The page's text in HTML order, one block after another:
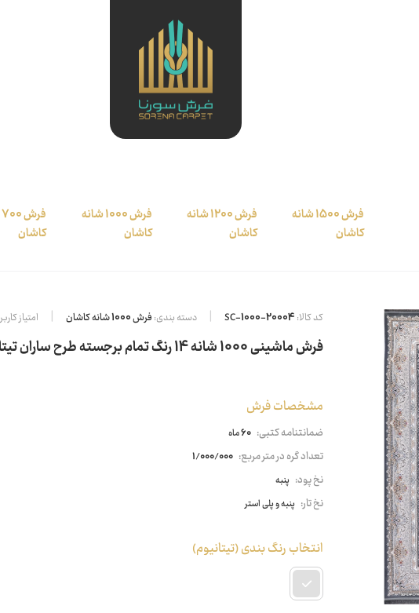
فرش 1500 شانه
کاشان
فرش 1200 شانه
کاشان
فرش 1000 شانه
کاشان
کاشان
کد کالا: SC-1000-20004 دسته بندی: فرش 1000 شانه کاشان امتیاز
فرش ماشینی 1000 شانه 14 رنگ تمام برجسته طرح ساران تیتانیوم
مشخصات فرش
ضمانتنامه کتبی: 60 ماه
تعداد گره در متر مربع: 1/000/000
نخ پود: پنبه
نخ تار: پنبه و پلی استر
انتخاب رنگ بندی(تیتانیوم)